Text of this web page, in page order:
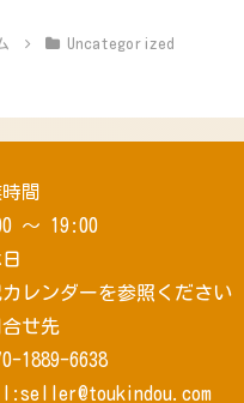
Uncategorized
間
～ 19:00
レンダーを参照ください
せ先
1889-6638